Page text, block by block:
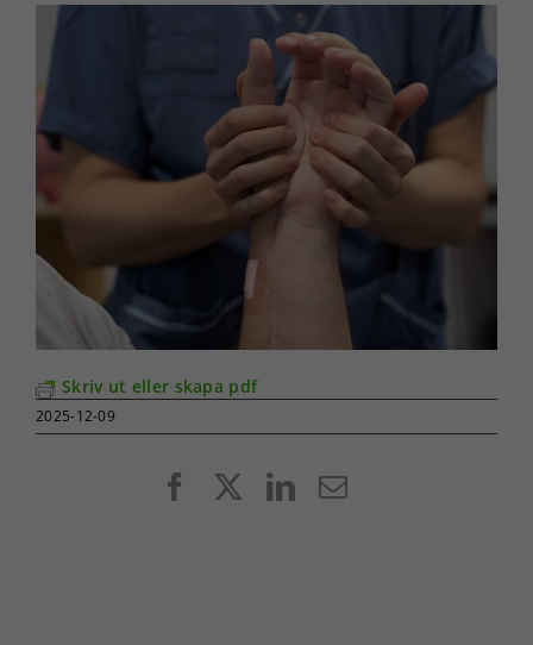
Skriv ut eller skapa pdf
2025-12-09
FacebookLinkedIn
E-